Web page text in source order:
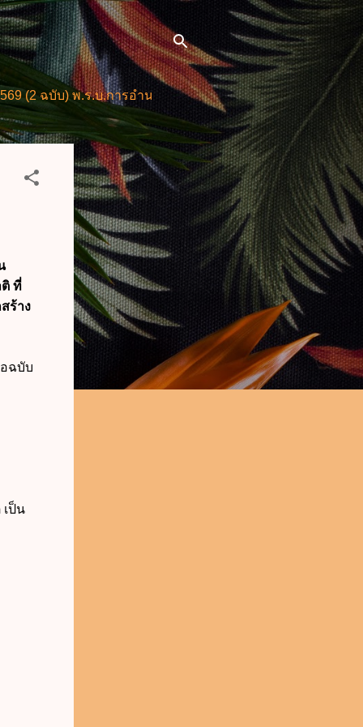
พ.ร.บ.การอำนวยการความสะดวกในการพิจารณาอนุญาตและ
ที่
ร้าง
ฉบับ
ป็น